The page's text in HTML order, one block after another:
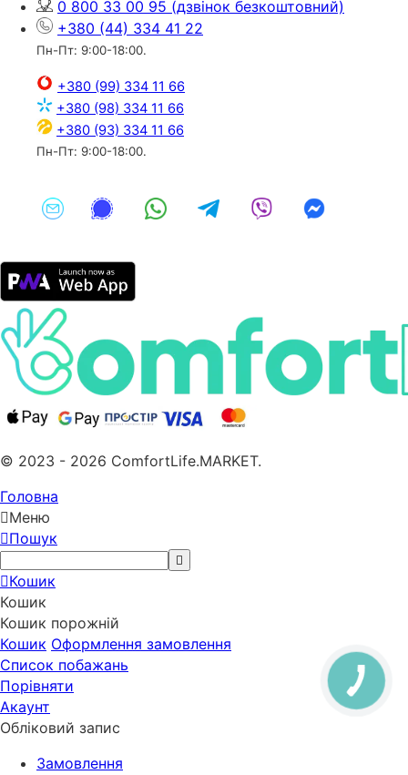
0 800 33 00 95 (дзвінок безкоштовний)
+380 (44) 334 41 22
Пн-Пт: 9:00-18:00.
+380 (99) 334 11 66
+380 (98) 334 11 66
+380 (93) 334 11 66
Пн-Пт: 9:00-18:00.
© 2023 - 2026 ComfortLife.MARKET.
Головна
Меню
Пошук
Кошик
Кошик
Кошик порожній
Кошик Оформлення замовлення
Список побажань
Порівняти
Акаунт
Обліковий запис
Замовлення